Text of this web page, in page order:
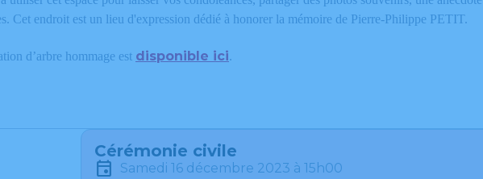
Cet endroit est un lieu d'expression dédié à honorer la mémoire de Pierre-Philippe PETIT.
d’arbre hommage est disponible ici.
Cérémonie civile
samedi 16 décembre 2023 à 15h00